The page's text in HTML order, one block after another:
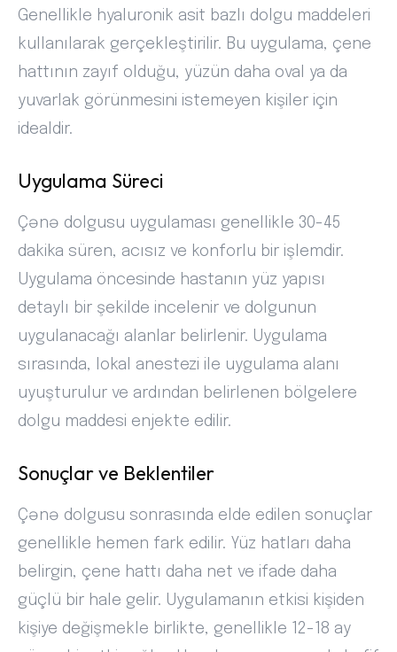
Genellikle hyaluronik asit bazlı dolgu maddeleri
kullanılarak gerçekleştirilir. Bu uygulama, çene
hattının zayıf olduğu, yüzün daha oval ya da
yuvarlak görünmesini istemeyen kişiler için
idealdir.
Uygulama Süreci
Çənə dolgusu uygulaması genellikle 30-45
dakika süren, acısız ve konforlu bir işlemdir.
Uygulama öncesinde hastanın yüz yapısı
detaylı bir şekilde incelenir ve dolgunun
uygulanacağı alanlar belirlenir. Uygulama
sırasında, lokal anestezi ile uygulama alanı
uyuşturulur ve ardından belirlenen bölgelere
dolgu maddesi enjekte edilir.
Sonuçlar ve Beklentiler
Çənə dolgusu sonrasında elde edilen sonuçlar
genellikle hemen fark edilir. Yüz hatları daha
belirgin, çene hattı daha net ve ifade daha
güçlü bir hale gelir. Uygulamanın etkisi kişiden
kişiye değişmekle birlikte, genellikle 12-18 ay